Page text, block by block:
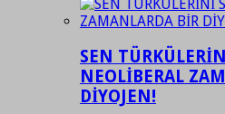
SEN
NEOLİBERAL
DİYOJEN!